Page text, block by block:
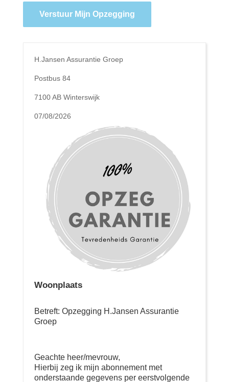
Verstuur Mijn Opzegging
H.Jansen Assurantie Groep
Postbus 84
7100 AB Winterswijk
07/08/2026
Woonplaats
Betreft: Opzegging H.Jansen Assurantie
Groep
Geachte heer/mevrouw,
Hierbij zeg ik mijn abonnement met
onderstaande gegevens per eerstvolgende